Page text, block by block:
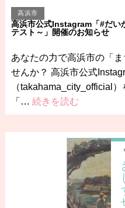
高浜市
高浜市公式Instagram「#だい
テスト～」開催のお知らせ
あなたの力で高浜市の「
せんか？ 高浜市公式
（takahama_city_official
「… 続きを読む